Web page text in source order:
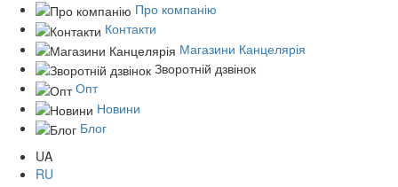
Про компанію
Контакти
Магазини Канцелярія
Зворотній дзвінок
Опт
Новини
Блог
UA
RU